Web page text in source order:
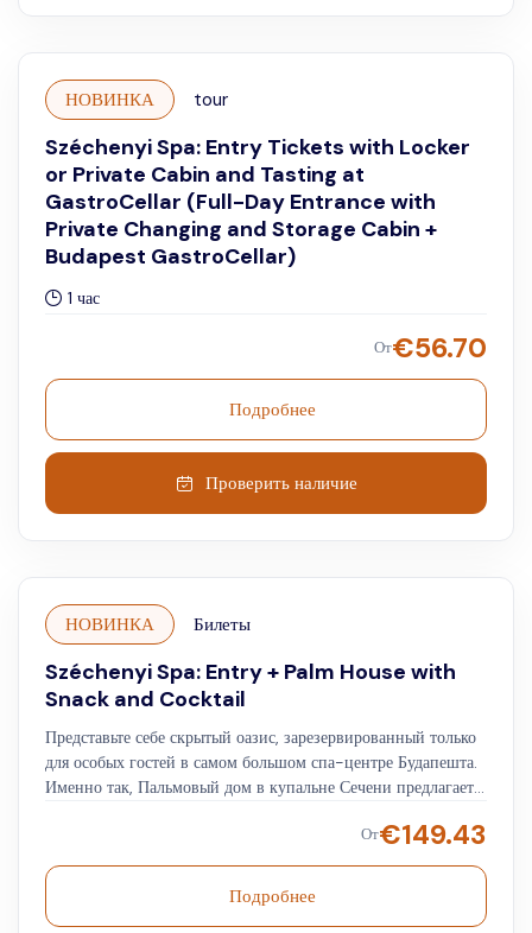
НОВИНКА tour
Széchenyi Spa: Entry Tickets with Locker
or Private Cabin and Tasting at
GastroCellar (Full-Day Entrance with
Private Changing and Storage Cabin +
Budapest GastroCellar)
1 час
От€56.70
Подробнее
Проверить наличие
НОВИНКА Билеты
Széchenyi Spa: Entry + Palm House with
Snack and Cocktail
Представьте себе скрытый оазис, зарезервированный только
для особых гостей в самом большом спа-центре Будапешта.
Именно так, Пальмовый дом в купальне Сечени предлагает
релаксация, медитация и омоложение в условиях настоящего
спа. Наслаждайтесь посещением на целый день,
пользованием кабиной и доступом к этой эксклюзивной
зоне отдыха, а также 18 геотермальными бассейнами,
От€149.43
Подробнее